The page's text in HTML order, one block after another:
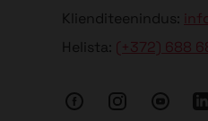
Klienditeenindus:
Helista: (+372) 688